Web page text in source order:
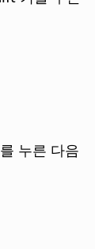
누른 다음